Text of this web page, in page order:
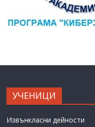
УЧЕНИЦИ
Извънкласни дейности